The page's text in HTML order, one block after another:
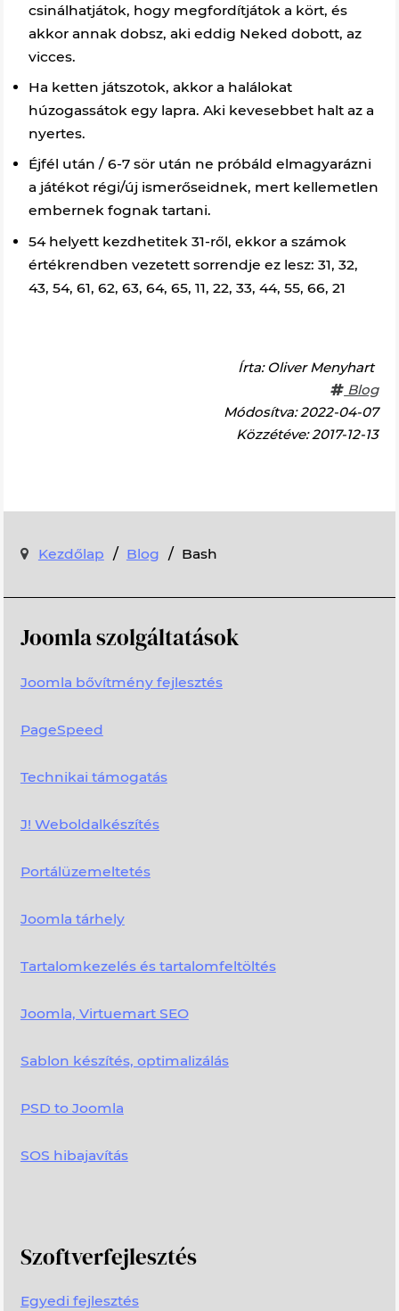
csinálhatjátok, hogy megfordítjátok a kört, és
akkor annak dobsz, aki eddig Neked dobott, az
vicces.
Ha ketten játszotok, akkor a halálokat
húzogassátok egy lapra. Aki kevesebbet halt az a
nyertes.
Éjfél után / 6-7 sör után ne próbáld elmagyarázni
a játékot régi/új ismerőseidnek, mert kellemetlen
embernek fognak tartani.
54 helyett kezdhetitek 31-ről, ekkor a számok
értékrendben vezetett sorrendje ez lesz: 31, 32,
43, 54, 61, 62, 63, 64, 65, 11, 22, 33, 44, 55, 66, 21
Írta: Oliver Menyhart
Blog
Módosítva: 2022-04-07
Közzétéve: 2017-12-13
Kezdőlap / Blog / Bash
Joomla szolgáltatások
Joomla bővítmény fejlesztés
PageSpeed
Technikai támogatás
J! Weboldalkészítés
Portálüzemeltetés
Joomla tárhely
Tartalomkezelés és tartalomfeltöltés
Joomla, Virtuemart SEO
Sablon készítés, optimalizálás
PSD to Joomla
SOS hibajavítás
Szoftverfejlesztés
Egyedi fejlesztés